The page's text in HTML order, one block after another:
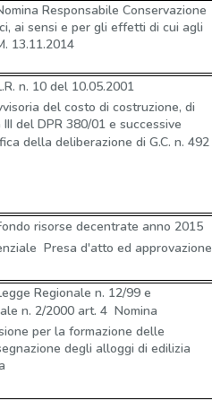
Responsabile Conservazione
ai sensi e per gli effetti di cui agli
13.11.2014
n. 10 del 10.05.2001 
del costo di costruzione, di
del DPR 380/01 e successive
della deliberazione di G.C. n. 492
risorse decentrate anno 2015 
 Presa d'atto ed approvazione
Regionale n. 12/99 e
n. 2/2000 art. 4  Nomina
per la formazione delle
degli alloggi di edilizia